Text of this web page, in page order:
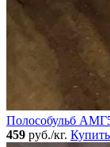
Полособульб
459 руб./кг. Купить